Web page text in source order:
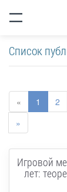
Список
« 1 2
»
Игровой
лет: